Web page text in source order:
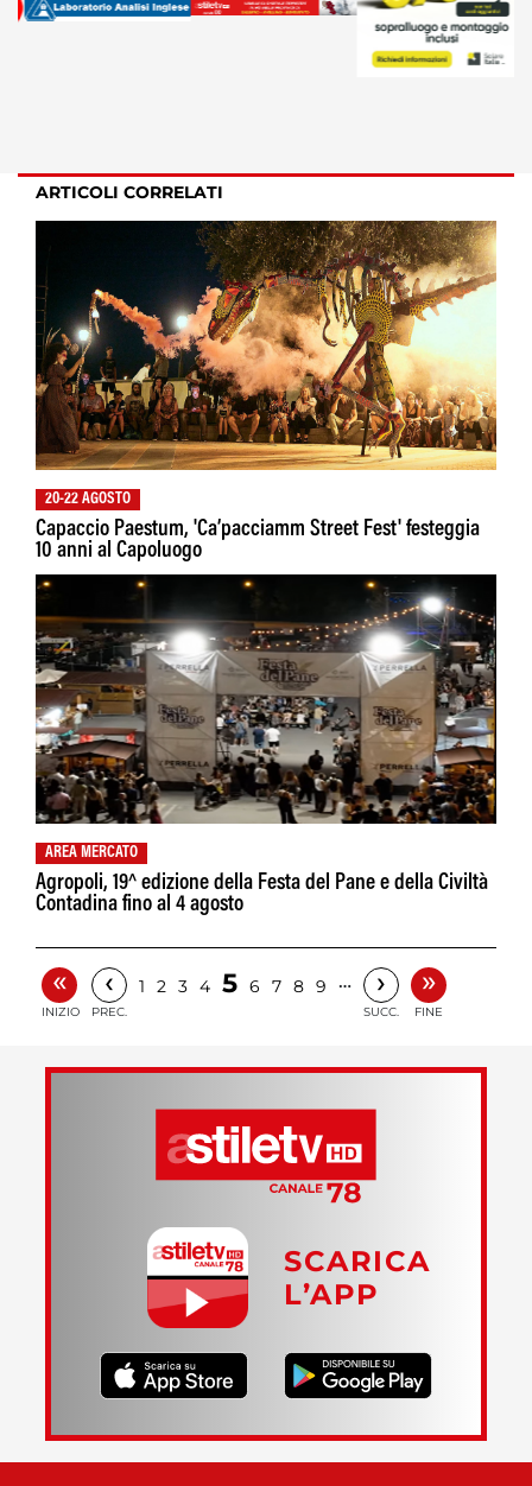
ARTICOLI CORRELATI
20-22 AGOSTO
Capaccio Paestum, 'Ca’pacciamm Street Fest' festeggia
10 anni al Capoluogo
AREA MERCATO
Agropoli, 19^ edizione della Festa del Pane e della Civiltà
Contadina fino al 4 agosto
«
INIZIO
‹
PREC.
1 2 3 4 5 6 7 8 9 … ›
SUCC.
»
FINE
SCARICA
L’APP